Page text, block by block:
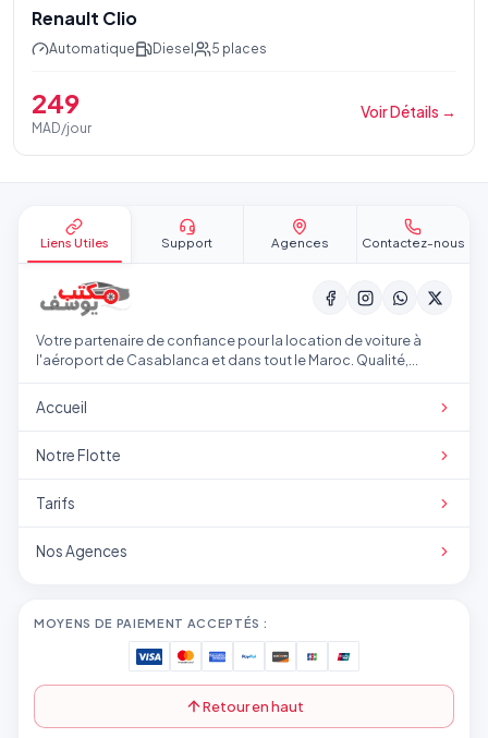
Renault Clio
Automatique Diesel 5 places
249
MAD/jour
Voir Détails →
Liens Utiles Support Agences Contactez-nous
Votre partenaire de confiance pour la location de voiture à
l'aéroport de Casablanca et dans tout le Maroc. Qualité,
Accueil
Notre Flotte
Tarifs
Nos Agences
MOYENS DE PAIEMENT ACCEPTÉS :
Retour en haut